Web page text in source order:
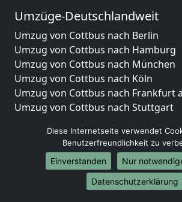
Umzüge-Deutschlandweit
Umzug von Cottbus nach Berlin
Umzug von Cottbus nach Hamburg
Umzug von Cottbus nach München
Umzug von Cottbus nach Köln
Umzug von Cottbus nach Frankfurt
Umzug von Cottbus nach Stuttgart
Umzug von Cottbus nach Leipzig
Umzug von Cottbus nach Dortmund
Umzug von Cottbus nach Essen
Umzug von Cottbus nach Bremen
Umzug von Cottbus nach Dresden
Diese Internetseite verwendet
Benutzerfreundlichkeit zu
Einverstanden
Nur
Datenschutzerklärung